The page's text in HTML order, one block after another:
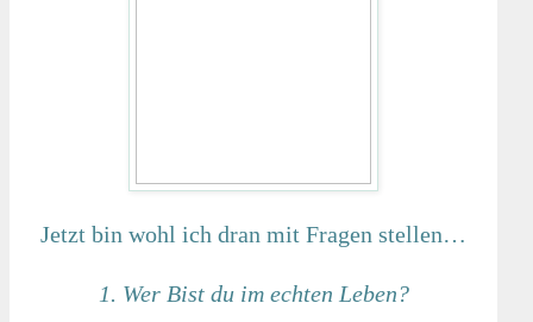
Jetzt bin wohl ich dran mit Fragen stellen…
1. Wer Bist du im echten Leben?